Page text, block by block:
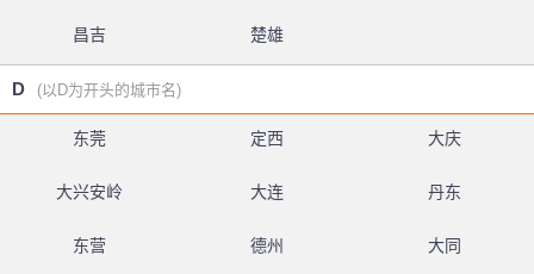
昌吉 楚雄
D (以D为开头的城市名)
东莞 定西 大庆
大兴安岭 大连 丹东
东营 德州 大同